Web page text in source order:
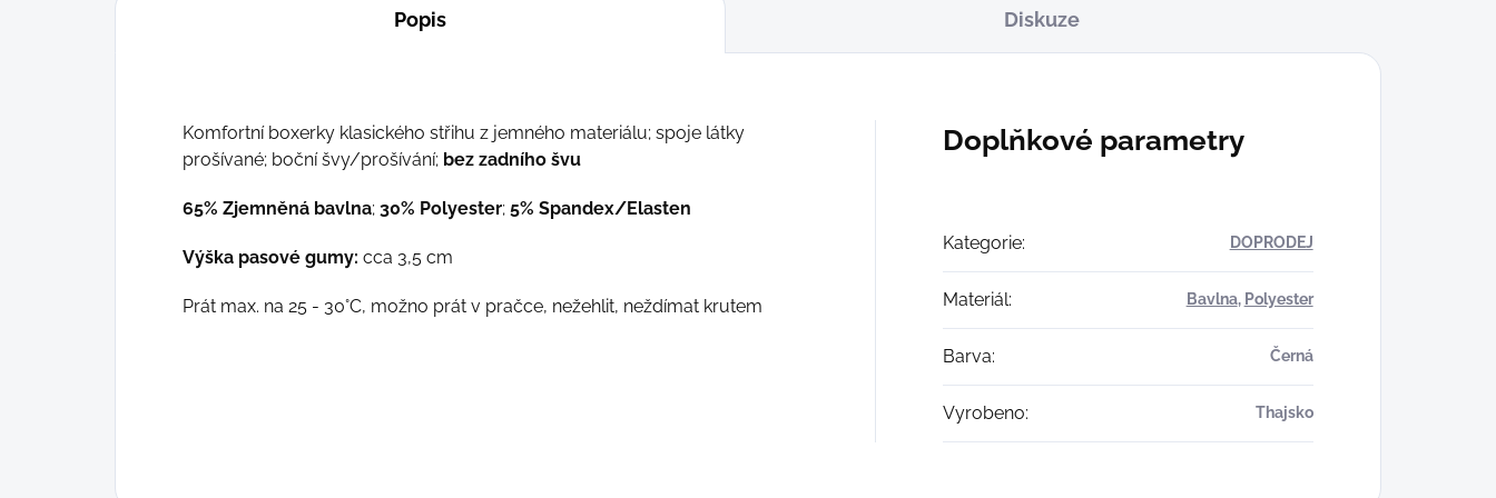
Popis Diskuze
Komfortní boxerky klasického střihu z jemného materiálu; spoje látky
prošívané; boční švy/prošívání; bez zadního švu
65% Zjemněná bavlna; 30% Polyester; 5% Spandex/Elasten
Výška pasové gumy: cca 3,5 cm
Prát max. na 25 - 30°C, možno prát v pračce, nežehlit, neždímat krutem
Doplňkové parametry
Kategorie: DOPRODEJ
Materiál: Bavlna, Polyester
Barva: Černá
Vyrobeno: Thajsko